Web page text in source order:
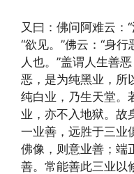
又曰：佛问阿难云：
“欲见。”佛云：“身
人也。”盖谓人生善
恶，是为纯黑业，所
纯白业，乃生天堂。
业，亦不入地狱。故
一业善，远胜于三业
佛像，则意业善；端
善。常能善此三业以